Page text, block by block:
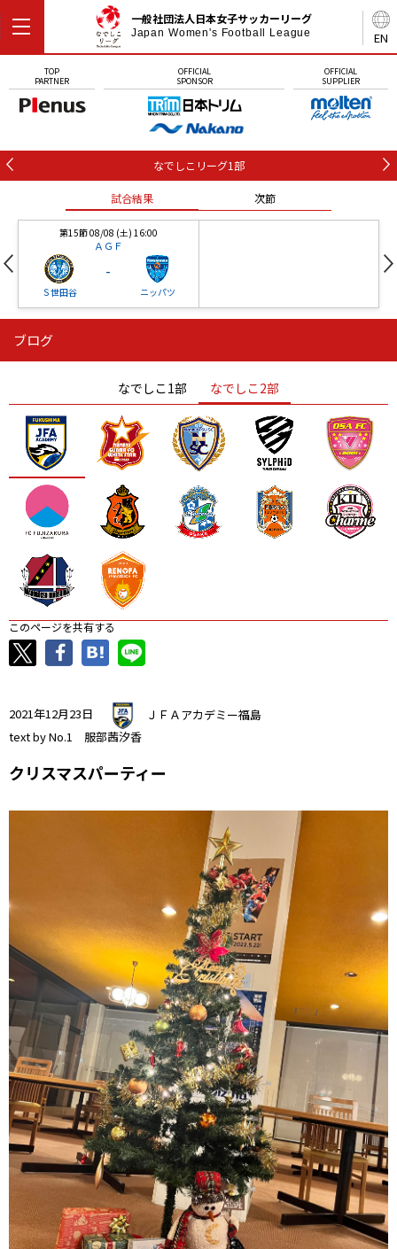
EN
一般社団法人日本女子サッカーリーグ
Japan Women's Football League
TOP
PARTNER
OFFICIAL
SPONSOR
OFFICIAL
SUPPLIER
なでしこリーグ1部
試合結果 次節
第15節 08/08 (土) 16:00
ＡＧＦ
Ｓ世田谷
-
ニッパツ
ニッパツ
ニッパツ 名古屋
石人の星
静岡 愛媛Ｌ
ブログ
なでしこ1部 なでしこ2部
このページを共有する
2021年12月23日
ＪＦＡアカデミー福島
text by No.1 服部茜汐香
クリスマスパーティー